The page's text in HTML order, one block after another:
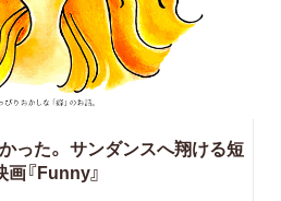
った。 サンダンスへ翔ける短
画『Funny』